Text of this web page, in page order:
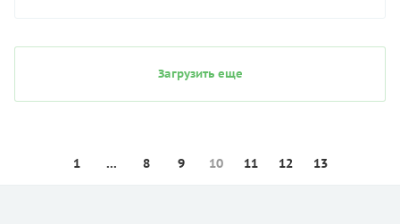
Загрузить еще
1 ... 8 9 10 11 12 13